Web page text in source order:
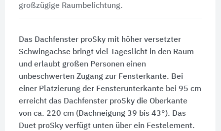
großzügige Raumbelichtung.
Das Dachfenster proSky mit höher versetzter
Schwingachse bringt viel Tageslicht in den Raum
und erlaubt großen Personen einen
unbeschwerten Zugang zur Fensterkante. Bei
einer Platzierung der Fensterunterkante bei 95 cm
erreicht das Dachfenster proSky die Oberkante
von ca. 220 cm (Dachneigung 39 bis 43°). Das
Duet proSky verfügt unten über ein Festelement.